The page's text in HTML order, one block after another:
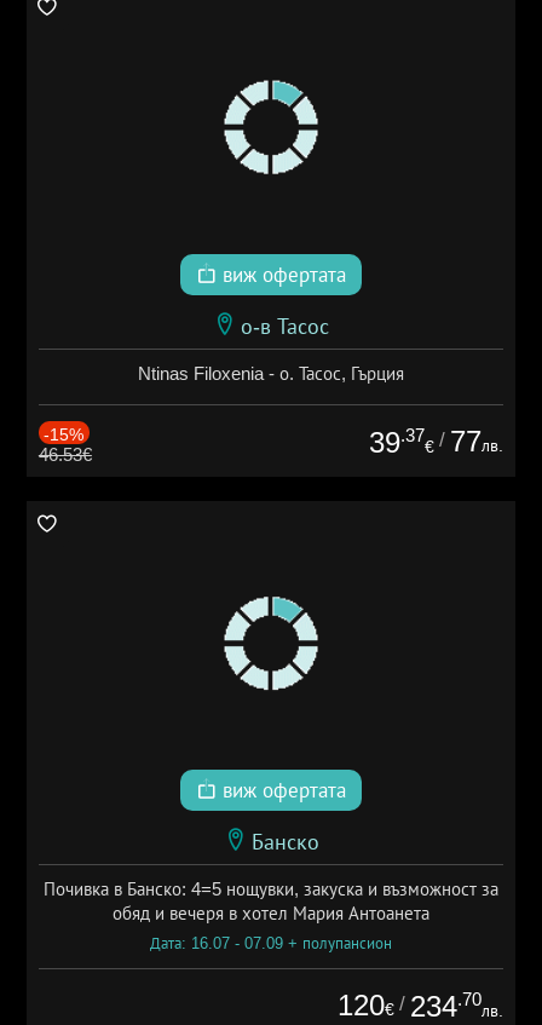
виж офертата
о-в Тасос
Ntinas Filoxenia - о. Тасос, Гърция
-15%
46.53€ 39.37
€ / 77лв.
виж офертата
Банско
Почивка в Банско: 4=5 нощувки, закуска и възможност за
обяд и вечеря в хотел Мария Антоанета
Дата: 16.07 - 07.09 + полупансион
120€ / 234.70
лв.